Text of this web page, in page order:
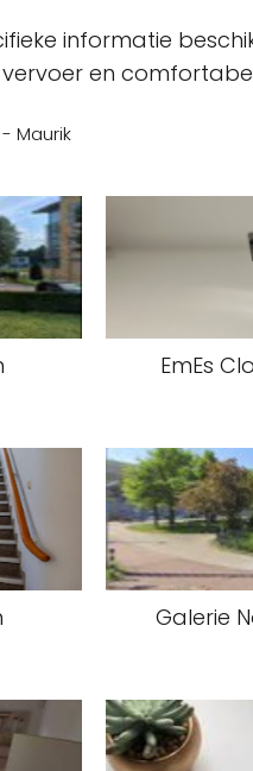
informatie
en
Maurik
EmEs
Galerie